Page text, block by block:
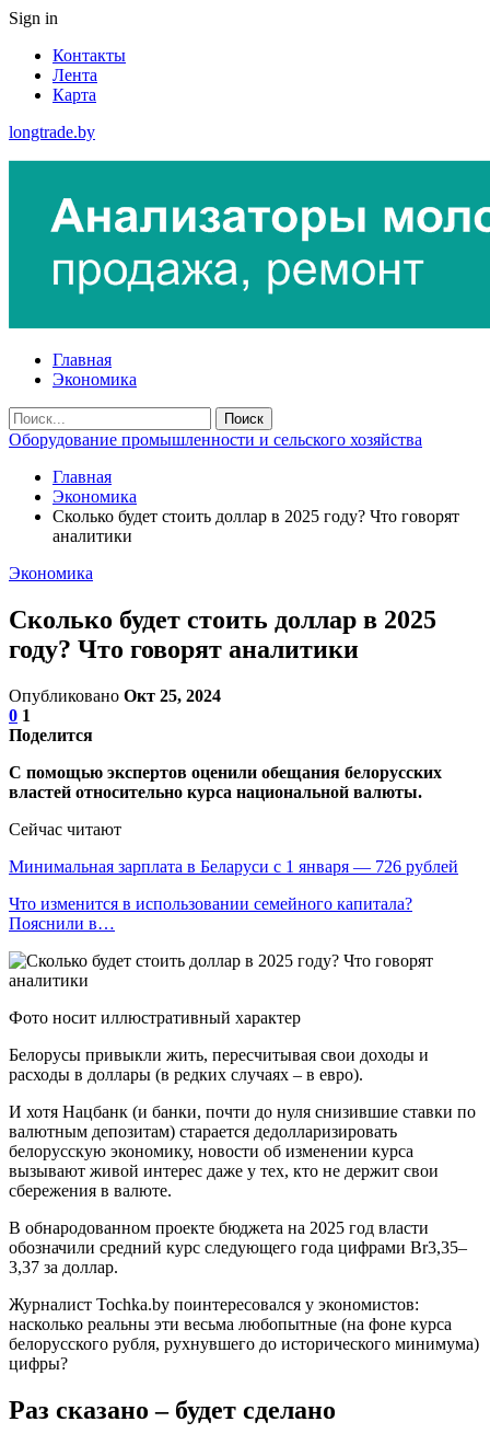
Sign in
Контакты
Лента
Карта
longtrade.by
Главная
Экономика
Оборудование промышленности и сельского хозяйства
Главная
Экономика
Сколько будет стоить доллар в 2025 году? Что говорят
аналитики
Экономика
Сколько будет стоить доллар в 2025
году? Что говорят аналитики
Опубликовано Окт 25, 2024
0 1
Поделится
С помощью экспертов оценили обещания белорусских
властей относительно курса национальной валюты.
Сейчас читают
Минимальная зарплата в Беларуси с 1 января — 726 рублей
Что изменится в использовании семейного капитала?
Пояснили в…
Фото носит иллюстративный характер
Белорусы привыкли жить, пересчитывая свои доходы и
расходы в доллары (в редких случаях – в евро).
И хотя Нацбанк (и банки, почти до нуля снизившие ставки по
валютным депозитам) старается дедолларизировать
белорусскую экономику, новости об изменении курса
вызывают живой интерес даже у тех, кто не держит свои
сбережения в валюте.
В обнародованном проекте бюджета на 2025 год власти
обозначили средний курс следующего года цифрами Br3,35–
3,37 за доллар.
Журналист Tochka.by поинтересовался у экономистов:
насколько реальны эти весьма любопытные (на фоне курса
белорусского рубля, рухнувшего до исторического минимума)
цифры?
Раз сказано – будет сделано